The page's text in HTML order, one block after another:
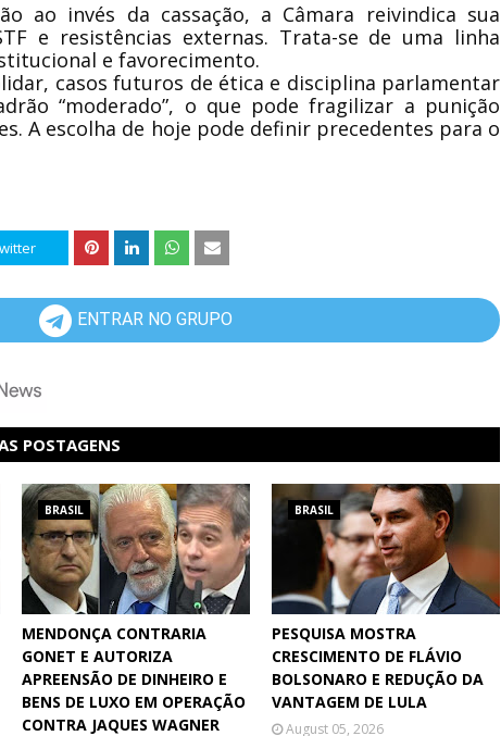
ao invés da cassação, a Câmara reivindica sua
e resistências externas. Trata-se de uma linha
e favorecimento.
casos futuros de ética e disciplina parlamentar
“moderado”, o que pode fragilizar a punição
A escolha de hoje pode definir precedentes para o
ENTRAR NO GRUPO
POSTAGENS
BRASIL
MENDONÇA CONTRARIA
GONET E AUTORIZA
APREENSÃO DE DINHEIRO E
BENS DE LUXO EM OPERAÇÃO
CONTRA JAQUES WAGNER
BRASIL
PESQUISA MOSTRA
CRESCIMENTO DE FLÁVIO
BOLSONARO E REDUÇÃO DA
VANTAGEM DE LULA
August 05, 2026